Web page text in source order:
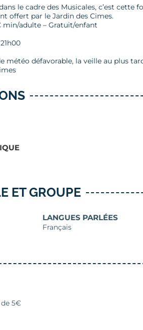
le cadre des Musicales, c’est cette
offert par le Jardin des Cimes.
min/adulte – Gratuit/enfant
météo défavorable, la veille au plus
ET GROUPE
LANGUES PARLÉES
Français
5€